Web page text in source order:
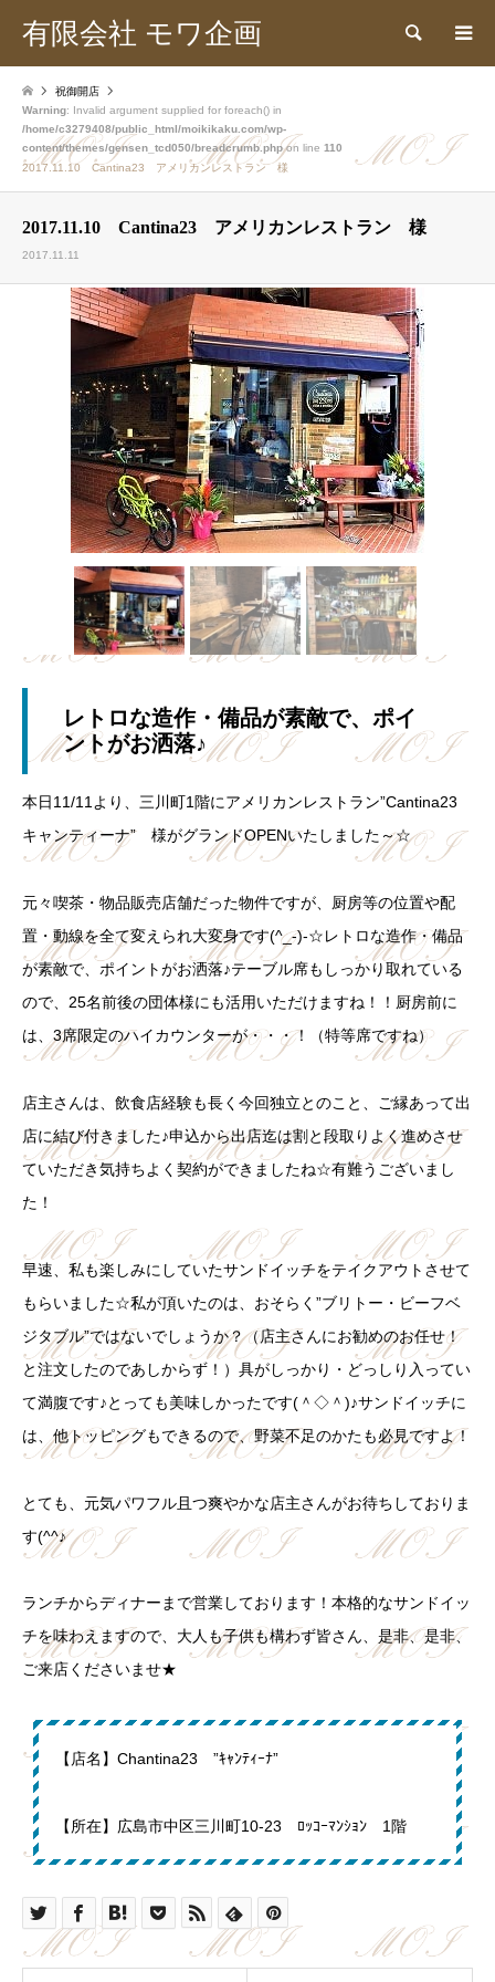
有限会社 モワ企画 検索
祝御開店
Warning: Invalid argument supplied for foreach() in
/home/c3279408/public_html/moikikaku.com/wp-
content/themes/gensen_tcd050/breadcrumb.phpon line 110
2017.11.10 Cantina23 アメリカンレストラン 様
2017.11.10 Cantina23 アメリカンレストラン 様
2017.11.11
レトロな造作・備品が素敵で、ポイ
ントがお洒落♪
本日11/11より、三川町1階にアメリカンレストラン”Cantina23
キャンティーナ” 様がグランドOPENいたしました～☆
元々喫茶・物品販売店舗だった物件ですが、厨房等の位置や配
置・動線を全て変えられ大変身です(^_-)-☆レトロな造作・備品
が素敵で、ポイントがお洒落♪テーブル席もしっかり取れている
ので、25名前後の団体様にも活用いただけますね！！厨房前に
は、3席限定のハイカウンターが・・・！（特等席ですね）
店主さんは、飲食店経験も長く今回独立とのこと、ご縁あって出
店に結び付きました♪申込から出店迄は割と段取りよく進めさせ
ていただき気持ちよく契約ができましたね☆有難うございまし
た！
早速、私も楽しみにしていたサンドイッチをテイクアウトさせて
もらいました☆私が頂いたのは、おそらく”ブリトー・ビーフベ
ジタブル”ではないでしょうか？（店主さんにお勧めのお任せ！
と注文したのであしからず！）具がしっかり・どっしり入ってい
て満腹です♪とっても美味しかったです(＾◇＾)♪サンドイッチに
は、他トッピングもできるので、野菜不足のかたも必見ですよ！
とても、元気パワフル且つ爽やかな店主さんがお待ちしておりま
す(^^♪
ランチからディナーまで営業しております！本格的なサンドイッ
チを味わえますので、大人も子供も構わず皆さん、是非、是非、
ご来店くださいませ★
【店名】Chantina23 ”ｷｬﾝﾃｨｰﾅ”
【所在】広島市中区三川町10-23 ﾛｯｺｰﾏﾝｼｮﾝ 1階